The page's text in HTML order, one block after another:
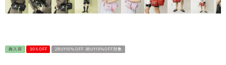
再入荷 30%OFF 2BUY10％OFF 3BUY15％OFF対象